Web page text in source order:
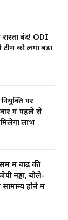
रास्ता बंद! ODI
को लगा बड़ा
पर
में पहले से
लाभ
में बाढ़ की
नड्डा, बोले-
होने में